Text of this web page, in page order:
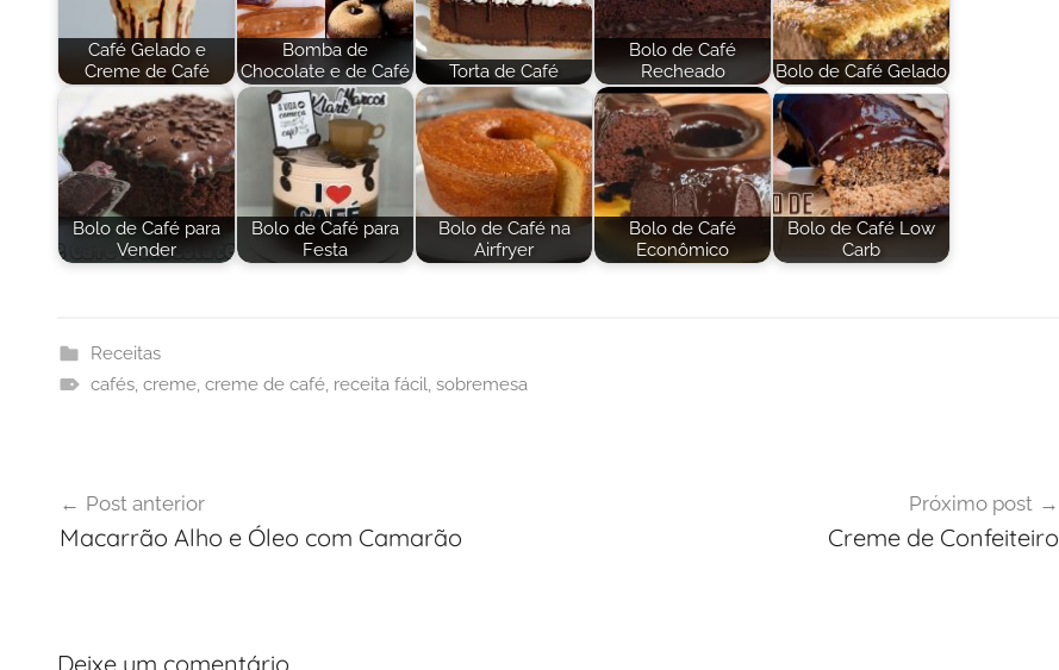
Café Gelado e
Creme de Café
Bomba de
Chocolate e de Café
Torta de Café
Bolo de Café
Recheado
Bolo de Café Gelado
Bolo de Café para
Vender
Bolo de Café para
Festa
Bolo de Café na
Airfryer
Bolo de Café
Econômico
Bolo de Café Low
Carb
Receitas
cafés, creme, creme de café, receita fácil, sobremesa
de
Post anterior
Macarrão Alho e Óleo com Camarão
Próximo post
Creme de Confeiteiro
Deixe um comentário